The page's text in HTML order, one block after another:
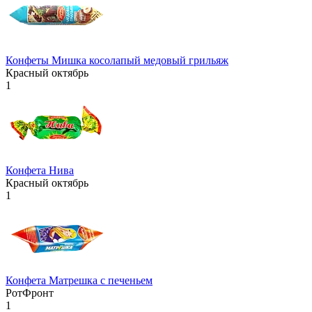
Конфеты Мишка косолапый медовый грильяж
Красный октябрь
1
Конфета Нива
Красный октябрь
1
Конфета Матрешка с печеньем
РотФронт
1